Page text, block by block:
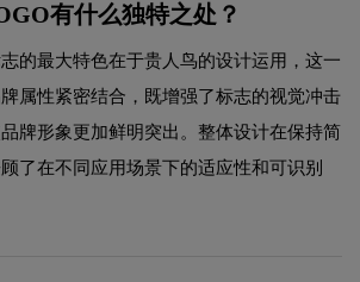
有什么独特之处？
的最大特色在于贵人鸟的设计运用，这一
属性紧密结合，既增强了标志的视觉冲击
牌形象更加鲜明突出。整体设计在保持简
了在不同应用场景下的适应性和可识别